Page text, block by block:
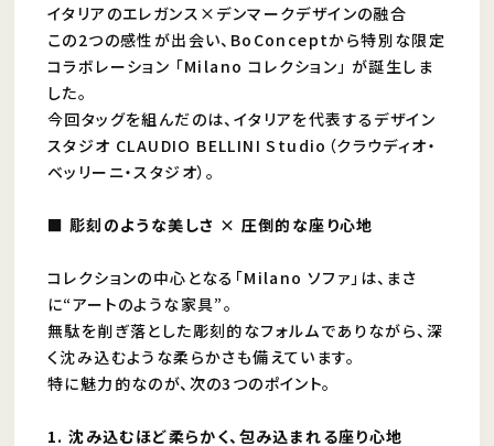
イタリアのエレガンス×デンマークデザインの融合
この2つの感性が出会い、BoConceptから特別な限定
コラボレーション 「Milano コレクション」 が誕生しま
した。
今回タッグを組んだのは、イタリアを代表するデザイン
スタジオ CLAUDIO BELLINI Studio（クラウディオ・
ベッリーニ・スタジオ）。
■ 彫刻のような美しさ × 圧倒的な座り心地
コレクションの中心となる「Milano ソファ」は、まさ
に“アートのような家具”。
無駄を削ぎ落とした彫刻的なフォルムでありながら、深
く沈み込むような柔らかさも備えています。
特に魅力的なのが、次の3つのポイント。
1. 沈み込むほど柔らかく、包み込まれる座り心地